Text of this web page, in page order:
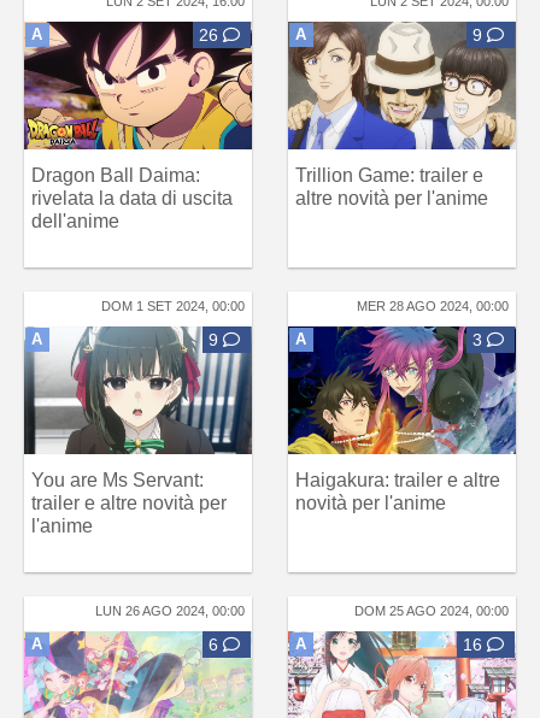
A 26
Dragon Ball Daima:
rivelata la data di uscita
dell'anime
A 9
Trillion Game: trailer e
altre novità per l'anime
DOM 1 SET 2024, 00:00
A 9
You are Ms Servant:
trailer e altre novità per
l'anime
MER 28 AGO 2024, 00:00
A 3
Haigakura: trailer e altre
novità per l'anime
LUN 26 AGO 2024, 00:00
A 6
DOM 25 AGO 2024, 00:00
A 16